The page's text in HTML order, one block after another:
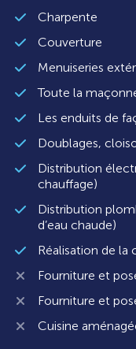
Charpente
Couverture
Menuiseries
Toute la
Les enduits de
Doublages,
Distribution
chauffage)
Distribution
d’eau chaude)
Réalisation de la
Fourniture et
Fourniture et
Cuisine